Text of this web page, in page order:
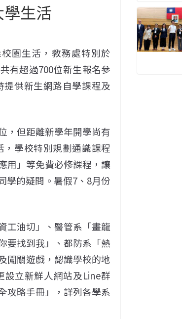
生活
園生活，教務處特別於
有超過700位新生報名參
供新生網路自學課程及
，但距離新學年開學尚有
學校特別規劃通識課程
用」等免費必修課程，讓
學的疑問。暑假7、8月份
工油切」、醫管系「畫龍
要找到我」、都防系「熱
闖關遊戲，認識學校的地
立新鮮人網站及Line群
攻略手冊」，詳列各學系